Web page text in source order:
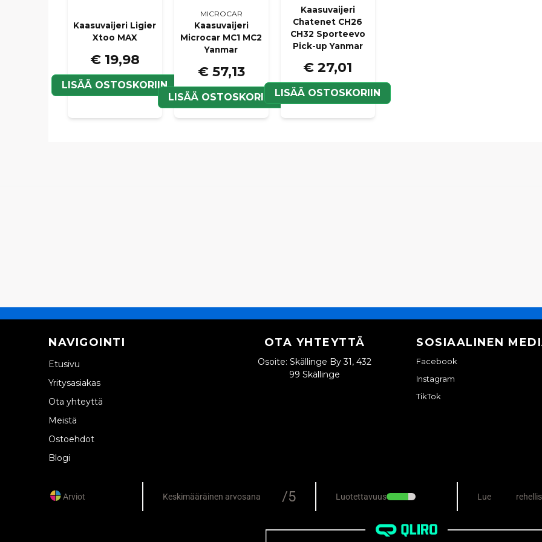
Kaasuvaijeri Ligier
Xtoo MAX
€ 19,98
LISÄÄ OSTOSKORIIN
MICROCAR
Kaasuvaijeri
Microcar MC1 MC2
Yanmar
€ 57,13
LISÄÄ OSTOSKORIIN
Kaasuvaijeri
Chatenet CH26
CH32 Sporteevo
Pick-up Yanmar
€ 27,01
LISÄÄ OSTOSKORIIN
NAVIGOINTI
Etusivu
Yritysasiakas
Ota yhteyttä
Meistä
Ostoehdot
Blogi
OTA YHTEYTTÄ
Osoite: Skällinge By 31, 432
99 Skällinge
SOSIAALINEN
Facebook
Instagram
TikTok